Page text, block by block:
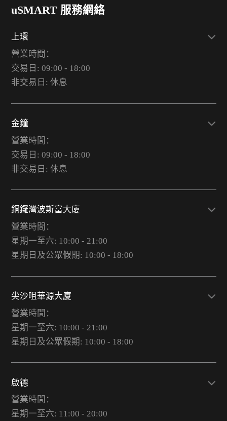
uSMART 服務網絡
上環
營業時間：
交易日: 09:00 - 18:00
非交易日: 休息
金鐘
營業時間：
交易日: 09:00 - 18:00
非交易日: 休息
銅鑼灣波斯富大廈
營業時間：
星期一至六: 10:00 - 21:00
星期日及公眾假期: 10:00 - 18:00
尖沙咀華源大廈
營業時間：
星期一至六: 10:00 - 21:00
星期日及公眾假期: 10:00 - 18:00
啟德
營業時間：
星期一至六: 11:00 - 20:00